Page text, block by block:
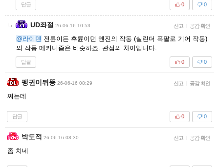
답글 0
0
UD좌절 26-06-16 10:53 신고 | 공감 확인
@라이덴 전륜이든 후륜이던 엔진의 작동 (실린더 폭팔로 기어 작동)
의 작동 메커니즘은 비슷하죠. 관점의 차이입니다.
답글 0
0
펭귄이뒤뚱 26-06-16 08:29 신고 | 공감 확인
쩌는데
답글 0
0
박도적 26-06-16 08:30 신고 | 공감 확인
좀 치네